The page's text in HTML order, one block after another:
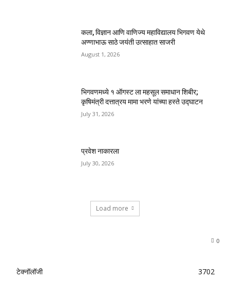
कला, विज्ञान आणि वाणिज्य महाविद्यालय भिगवण येथे
अण्णाभाऊ साठे जयंती उत्साहात साजरी
August 1, 2026
भिगवणमध्ये १ ऑगस्ट ला महसूल समाधान शिबीर;
कृषिमंत्री दत्तात्रय मामा भरणे यांच्या हस्ते उद्घाटन
July 31, 2026
प्रवेश नाकारला
July 30, 2026
Load more
0
टेक्नॉलॉजी
3702